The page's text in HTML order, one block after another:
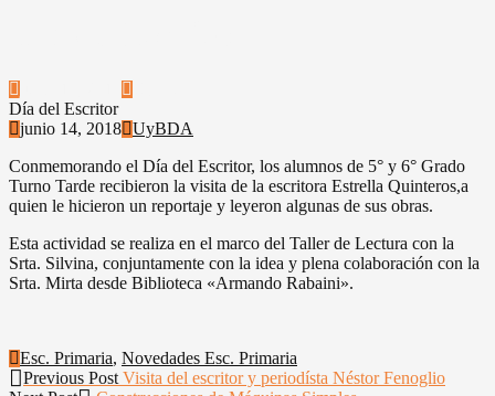
Día del Escritor
junio 14, 2018 UyBDA
Conmemorando el Día del Escritor, los alumnos de 5° y 6° Grado
Turno Tarde recibieron la visita de la escritora Estrella Quinteros,a
quien le hicieron un reportaje y leyeron algunas de sus obras.
Esta actividad se realiza en el marco del Taller de Lectura con la
Srta. Silvina, conjuntamente con la idea y plena colaboración con la
Srta. Mirta desde Biblioteca «Armando Rabaini».
Esc. Primaria, Novedades Esc. Primaria
Navegación
Previous Post Previous
Visita del escritor y periodísta Néstor Fenoglio